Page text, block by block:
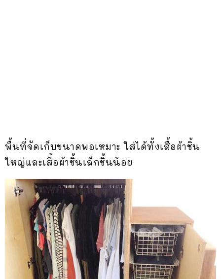
พื้นที่จัดเก็บขนาดพอเหมาะ ใส่ได้ทั้งเสื้อผ้าชิ้น
ใหญ่และเสื้อผ้าชิ้นเล็กชิ้นน้อย